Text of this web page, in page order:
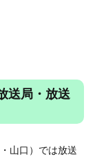
送局・放送
山口）では放送